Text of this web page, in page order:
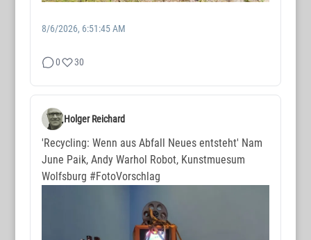
8/6/2026, 6:51:45 AM
0 30
Holger Reichard
'Recycling: Wenn aus Abfall Neues entsteht' Nam
June Paik, Andy Warhol Robot, Kunstmuesum
Wolfsburg #FotoVorschlag